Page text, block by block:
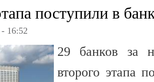
поступили в
16:52
29 банков за
второго этапа